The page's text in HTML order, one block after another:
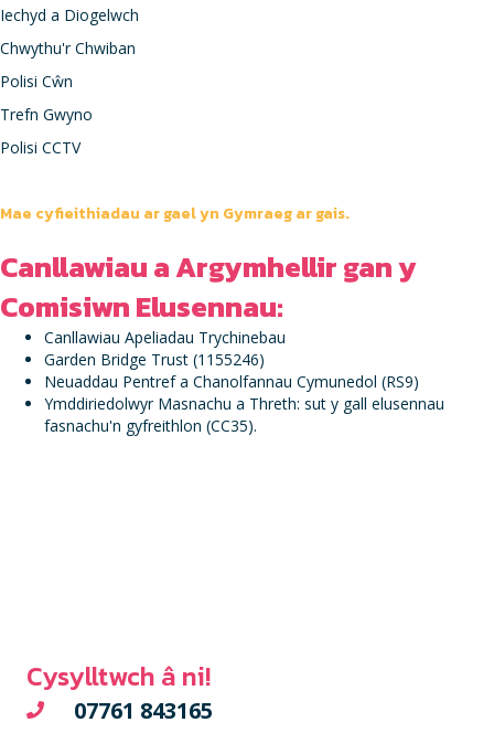
Iechyd a Diogelwch
Chwythu'r Chwiban
Polisi Cŵn
Trefn Gwyno
Polisi CCTV
Mae cyfieithiadau ar gael yn Gymraeg ar gais.
Canllawiau a Argymhellir gan y
Comisiwn Elusennau:
Canllawiau Apeliadau Trychinebau
Garden Bridge Trust (1155246)
Neuaddau Pentref a Chanolfannau Cymunedol (RS9)
Ymddiriedolwyr Masnachu a Threth: sut y gall elusennau
fasnachu'n gyfreithlon (CC35).
Cysylltwch â ni!
07761 843165